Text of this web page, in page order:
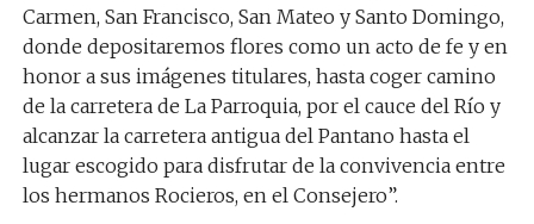
Carmen, San Francisco, San Mateo y Santo Domingo,
donde depositaremos flores como un acto de fe y en
honor a sus imágenes titulares, hasta coger camino
de la carretera de La Parroquia, por el cauce del Río y
alcanzar la carretera antigua del Pantano hasta el
lugar escogido para disfrutar de la convivencia entre
los hermanos Rocieros, en el Consejero”.